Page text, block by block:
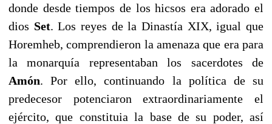
donde desde tiempos de los hicsos era adorado el
dios Set. Los reyes de la Dinastía XIX, igual que
Horemheb, comprendieron la amenaza que era para
la monarquía representaban los sacerdotes de
Amón. Por ello, continuando la política de su
predecesor potenciaron extraordinariamente el
ejército, que constituia la base de su poder, así